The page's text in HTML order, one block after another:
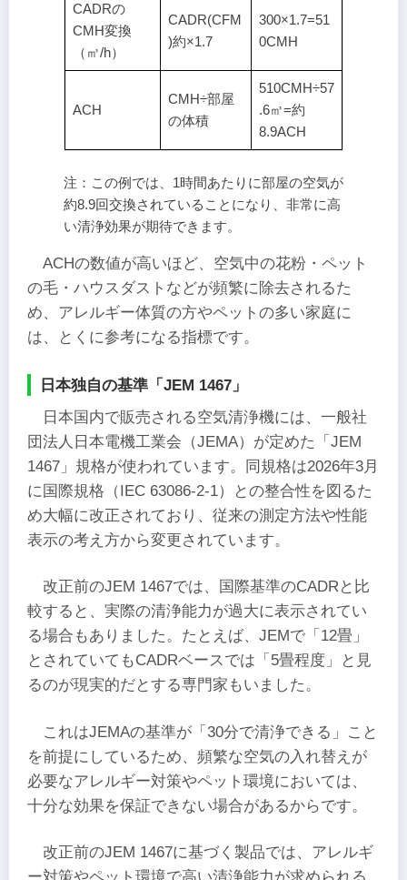
CADRの
CMH変換
（㎥/h）
CADR(CFM
)約×1.7
300×1.7=51
0CMH
ACH
CMH÷部屋
の体積
510CMH÷57
.6㎥=約
8.9ACH
注：この例では、1時間あたりに部屋の空気が
約8.9回交換されていることになり、非常に高
い清浄効果が期待できます。
ACHの数値が高いほど、空気中の花粉・ペット
の毛・ハウスダストなどが頻繁に除去されるた
め、アレルギー体質の方やペットの多い家庭に
は、とくに参考になる指標です。
日本独自の基準「JEM 1467」
日本国内で販売される空気清浄機には、一般社
団法人日本電機工業会（JEMA）が定めた「JEM
1467」規格が使われています。同規格は2026年3月
に国際規格（IEC 63086-2-1）との整合性を図るた
め大幅に改正されており、従来の測定方法や性能
表示の考え方から変更されています。
改正前のJEM 1467では、国際基準のCADRと比
較すると、実際の清浄能力が過大に表示されてい
る場合もありました。たとえば、JEMで「12畳」
とされていてもCADRベースでは「5畳程度」と見
るのが現実的だとする専門家もいました。
これはJEMAの基準が「30分で清浄できる」こと
を前提にしているため、頻繁な空気の入れ替えが
必要なアレルギー対策やペット環境においては、
十分な効果を保証できない場合があるからです。
改正前のJEM 1467に基づく製品では、アレルギ